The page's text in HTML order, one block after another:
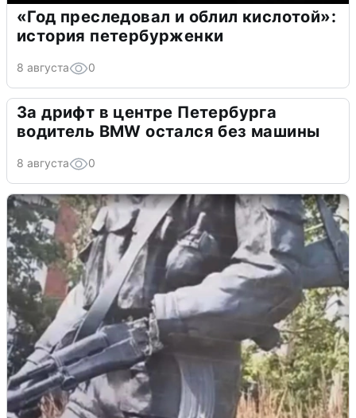
«Год преследовал и облил кислотой»:
история петербурженки
8 августа 0
За дрифт в центре Петербурга
водитель BMW остался без машины
8 августа 0